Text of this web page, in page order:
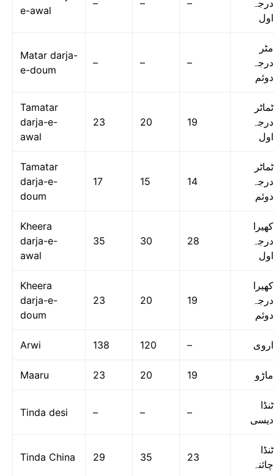
e-awal
– – –
درجہ
اول
Matar darja-
e-doum
– – –
مٹر
درجہ
دوئم
Tamatar
darja-e-
awal
23 20 19
ٹماٹر
درجہ
اول
Tamatar
darja-e-
doum
17 15 14
ٹماٹر
درجہ
دوئم
Kheera
darja-e-
awal
35 30 28
کھیرا
درجہ
اول
Kheera
darja-e-
doum
23 20 19
کھیرا
درجہ
دوئم
Arwi 138 120 – اروی
Maaru 23 20 19 ماڑو
Tinda desi – – –
ٹنڈا
دیسی
Tinda China 29 35 23
ٹنڈا
چائنہ